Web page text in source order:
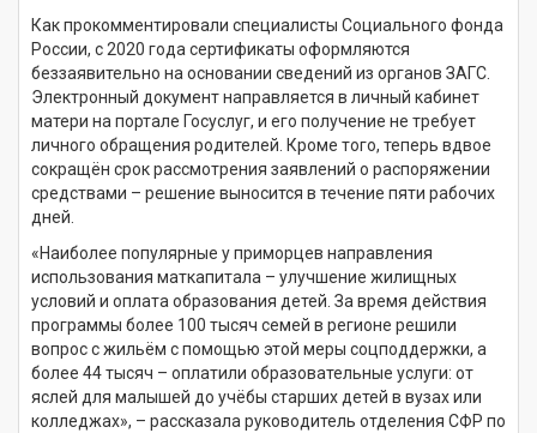
Как прокомментировали специалисты Социального фонда
России, с 2020 года сертификаты оформляются
беззаявительно на основании сведений из органов ЗАГС.
Электронный документ направляется в личный кабинет
матери на портале Госуслуг, и его получение не требует
личного обращения родителей. Кроме того, теперь вдвое
сокращён срок рассмотрения заявлений о распоряжении
средствами – решение выносится в течение пяти рабочих
дней.
«Наиболее популярные у приморцев направления
использования маткапитала – улучшение жилищных
условий и оплата образования детей. За время действия
программы более 100 тысяч семей в регионе решили
вопрос с жильём с помощью этой меры соцподдержки, а
более 44 тысяч – оплатили образовательные услуги: от
яслей для малышей до учёбы старших детей в вузах или
колледжах», – рассказала руководитель отделения СФР по